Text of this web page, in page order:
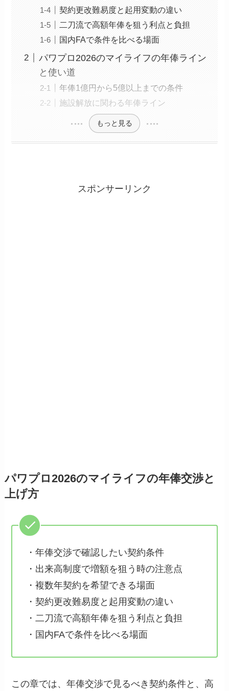
契約更改難易度と起用変動の違い
二刀流で高額年俸を狙う利点と負担
国内FAで条件を比べる場面
パワプロ2026のマイライフの年俸ライン
と使い道
年俸1億円から5億以上までの条件
施設解放に関わる年俸ライン
もっと見る
スポンサーリンク
パワプロ2026のマイライフの年俸交渉と
上げ方
・年俸交渉で確認したい契約条件
・出来高制度で増額を狙う時の注意点
・複数年契約を希望できる場面
・契約更改難易度と起用変動の違い
・二刀流で高額年俸を狙う利点と負担
・国内FAで条件を比べる場面
この章では、年俸交渉で見るべき契約条件と、高